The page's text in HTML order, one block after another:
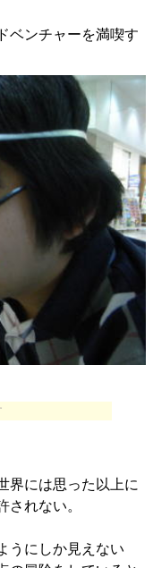
ベンチャーを満喫す
界には思った以上に
されない。
うにしか見えない